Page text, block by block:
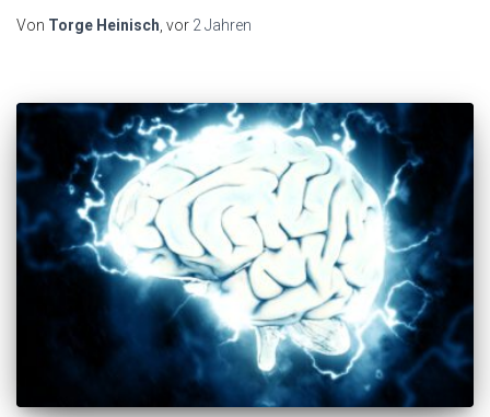
Von Torge Heinisch , vor 2 Jahren